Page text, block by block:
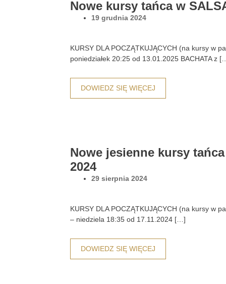
Nowe kursy tańca w
19 grudnia 2024
KURSY DLA POCZĄTKUJĄCYCH (na kursy w
poniedziałek 20:25 od 13.01.2025 BACHATA z
DOWIEDZ SIĘ WIĘCEJ
Nowe jesienne kursy
2024
29 sierpnia 2024
KURSY DLA POCZĄTKUJĄCYCH (na kursy w
– niedziela 18:35 od 17.11.2024 […]
DOWIEDZ SIĘ WIĘCEJ